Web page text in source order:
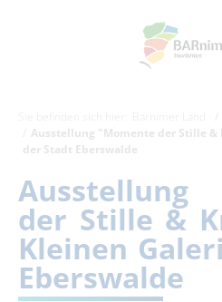
Ausstellung "Momente der Stille
der Stadt Eberswalde
Ausstellung
der Stille &
Kleinen
Eberswalde